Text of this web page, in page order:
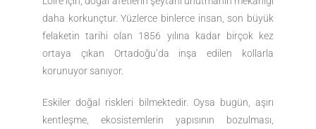
daha korkunçtur. Yüzlerce binlerce insan, son büyük
felaketin tarihi olan 1856 yılına kadar birçok kez
ortaya çıkan Ortadoğu’da inşa edilen kollarla
korunuyor sanıyor.
Eskiler doğal riskleri bilmektedir. Oysa bugün, aşırı
kentleşme, ekosistemlerin yapısının bozulması,